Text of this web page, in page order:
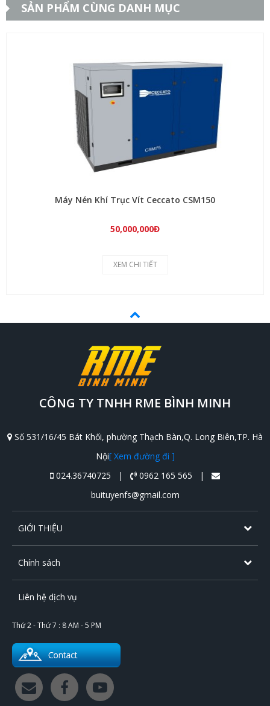
SẢN PHẨM CÙNG DANH MỤC
Máy Nén Khí Trục Vít Ceccato CSM150
50,000,000Đ
XEM CHI TIẾT
CÔNG TY TNHH RME BÌNH MINH
Số 531/16/45 Bát Khối, phường Thạch Bàn,Q. Long Biên,TP. Hà
Nội[ Xem đường đi ]
024.36740725 |
0962 165 565 |
buituyenfs@gmail.com
GIỚI THIỆU
Chính sách
Liên hệ dịch vụ
Thứ 2 - Thứ 7 : 8 AM - 5 PM